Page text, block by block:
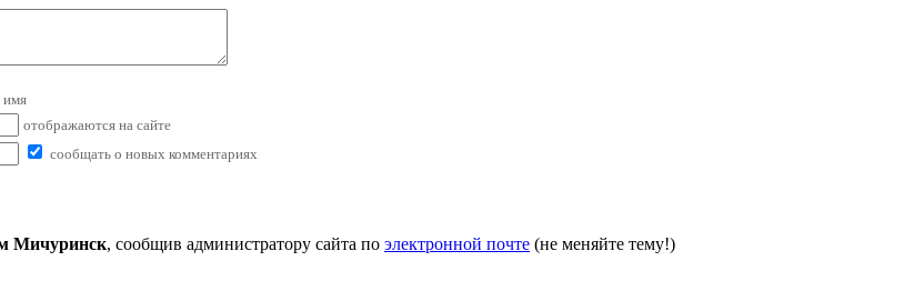
имя
отображаются на сайте
сообщать о новых комментариях
Мичуринск, сообщив администратору сайта по электронной почте (не меняйте тему!)